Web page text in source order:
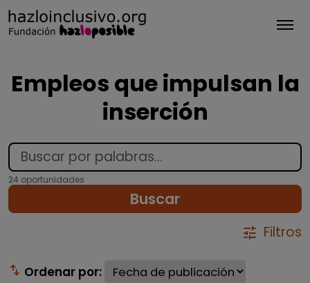
Empleos que impulsan la
inserción
24 oportunidades
Buscar
tune Filtros
swap_vert Ordenar por: